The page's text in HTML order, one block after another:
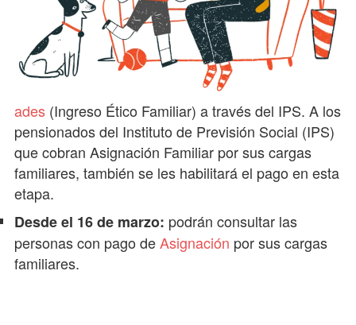
ades (Ingreso Ético Familiar) a través del IPS. A los
pensionados del Instituto de Previsión Social (IPS)
que cobran Asignación Familiar por sus cargas
familiares, también se les habilitará el pago en esta
etapa.
Desde el 16 de marzo: podrán consultar las
personas con pago deAsignación por sus cargas
familiares.